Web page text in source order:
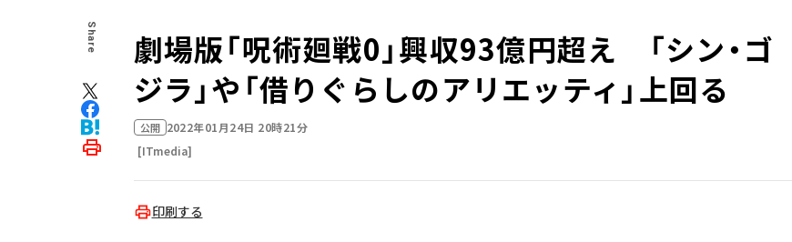
Share
劇場版「呪術廻戦0」興収93億円超え 「シン・ゴ
ジラ」や「借りぐらしのアリエッティ」上回る
公開 2022年01月24日 20時21分
[ITmedia]
印刷する